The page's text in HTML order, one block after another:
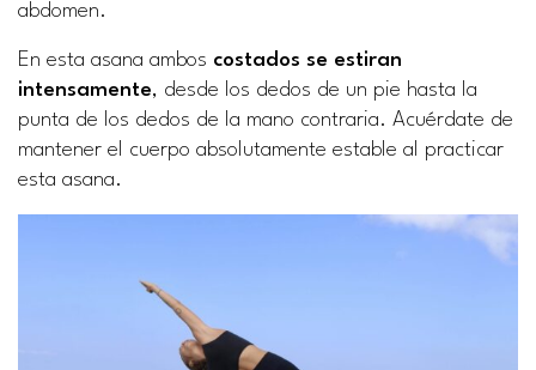
abdomen.
En esta asana ambos costados se estiran
intensamente, desde los dedos de un pie hasta la
punta de los dedos de la mano contraria. Acuérdate de
mantener el cuerpo absolutamente estable al practicar
esta asana.